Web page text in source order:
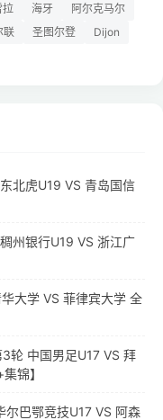
拉 海牙
阿尔克马尔
联 圣图尔登
Dijon
北虎U19 VS 青岛国信
州银行U19 VS 浙江广
大学 VS 菲律宾大学 全
轮 中国男足U17 VS 拜
锦】
巴鄂竞技U17 VS 阿森